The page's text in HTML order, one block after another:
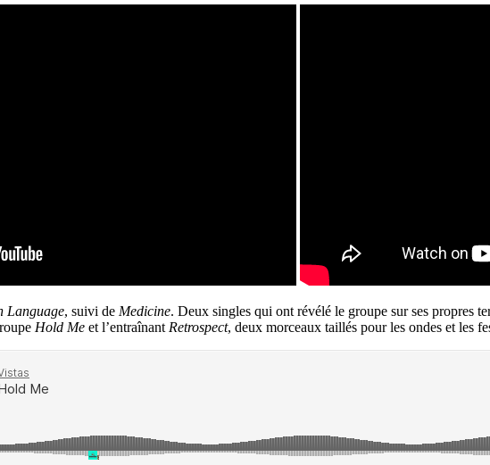
Language, suivi de Medicine. Deux singles qui ont révélé le groupe sur ses propres
Hold Me et l’entraînant Retrospect, deux morceaux taillés pour les ondes et les